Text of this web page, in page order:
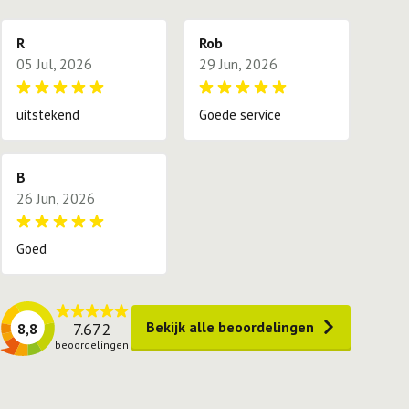
R
05 Jul, 2026
uitstekend
Rob
29 Jun, 2026
Goede service
B
26 Jun, 2026
Goed
8,8 7.672
beoordelingen
Bekijk alle beoordelingen